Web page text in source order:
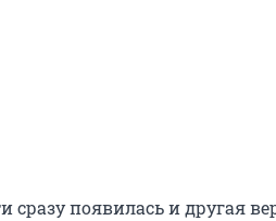
сразу появилась и другая